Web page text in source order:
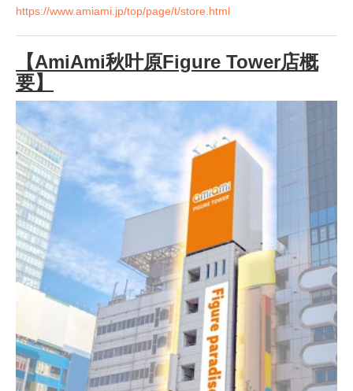
https://www.amiami.jp/top/page/t/store.html
【AmiAmi秋叶原Figure Tower店概
要】